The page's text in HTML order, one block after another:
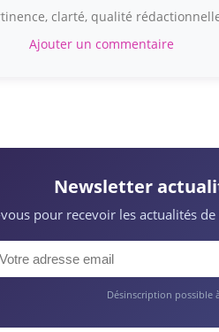
clarté, qualité
Ajouter un commentaire
Newsletter
pour recevoir les actualités
Désinscription possible